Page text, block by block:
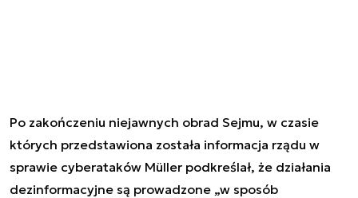
Po zakończeniu niejawnych obrad Sejmu, w czasie
których przedstawiona została informacja rządu w
sprawie cyberataków Müller podkreślał, że działania
dezinformacyjne są prowadzone „w sposób